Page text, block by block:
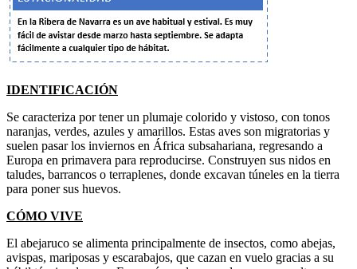
IDENTIFICACIÓN
Se caracteriza por tener un plumaje colorido y vistoso, con tonos
naranjas, verdes, azules y amarillos. Estas aves son migratorias y
suelen pasar los inviernos en África subsahariana, regresando a
Europa en primavera para reproducirse. Construyen sus nidos en
taludes, barrancos o terraplenes, donde excavan túneles en la tierra
para poner sus huevos.
CÓMO VIVE
El abejaruco se alimenta principalmente de insectos, como abejas,
avispas, mariposas y escarabajos, que cazan en vuelo gracias a su